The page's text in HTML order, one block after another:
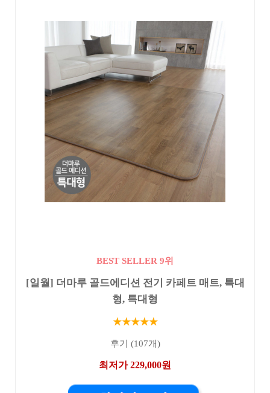
BEST SELLER 9위
[일월] 더마루 골드에디션 전기 카페트 매트, 특대
형, 특대형
★★★★★
후기 (107개)
최저가 229,000원